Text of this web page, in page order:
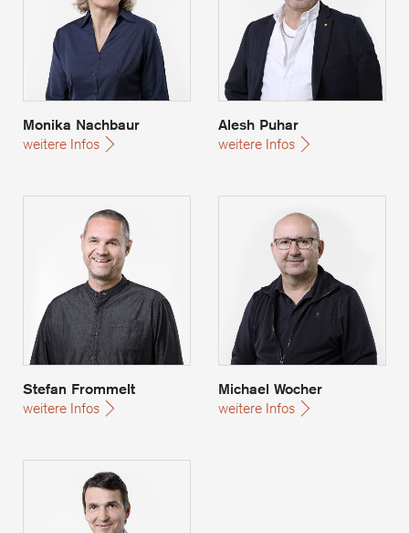
Monika Nachbaur
weitere Infos
Alesh Puhar
weitere Infos
Stefan Frommelt
Stefan Frommelt
weitere Infos
Michael Wocher
weitere Infos
Manfred Baumgartner